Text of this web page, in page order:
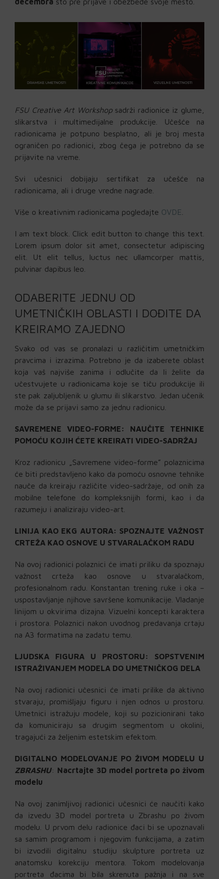
FSU Creative Art Workshopsadrži radionice iz glume,
slikarstva i multimedijalne produkcije. Učešće na
radionicama je potpuno besplatno, ali je broj mesta
ograničen po radionici, zbog čega je potrebno da se
prijavite na vreme.
Svi učesnici dobijaju sertifikat za učešće na
radionicama, ali i druge vredne nagrade.
Više o kreativnim radionicama pogledajte OVDE
I am text block. Click edit button to change this text.
Lorem ipsum dolor sit amet, consectetur adipiscing
elit. Ut elit tellus, luctus nec ullamcorper mattis,
pulvinar dapibus leo.
ODABERITE JEDNU OD
UMETNIČKIH OBLASTI I DOĐITE DA
KREIRAMO ZAJEDNO
Svako od vas se pronalazi u različitim umetničkim
pravcima i izrazima. Potrebno je da izaberete oblast
koja vaš najviše zanima i odlučite da li želite da
učestvujete u radionicama koje se tiču produkcije ili
ste pak zaljubljenik u glumu ili slikarstvo. Jedan učenik
može da se prijavi samo za jednu radionicu.
SAVREMENE VIDEO-FORME: NAUČITE TEHNIKE
POMOĆU KOJIH ĆETE KREIRATI VIDEO-SADRŽAJ
Kroz radionicu „Savremene video-forme” polaznicima
će biti predstavljeno kako da pomoću osnovne tehnike
nauče da kreiraju različite video-sadržaje, od onih za
mobilne telefone do kompleksnijih formi, kao i da
razumeju i analiziraju video-art.
LINIJA KAO EKG AUTORA: SPOZNAJTE VAŽNOST
CRTEŽA KAO OSNOVE U STVARALAČKOM RADU
Na ovoj radionici polaznici će imati priliku da spoznaju
važnost crteža kao osnove u stvaralačkom,
profesionalnom radu. Konstantan trening ruke i oka –
uspostavljanje njihove savršene komunikacije. Vladanje
linijom u okvirima dizajna. Vizuelni koncepti karaktera
i prostora. Polaznici nakon uvodnog predavanja crtaju
na A3 formatima na zadatu temu.
LJUDSKA FIGURA U PROSTORU: SOPSTVENIM
ISTRAŽIVANJEM MODELA DO UMETNIČKOG DELA
Na ovoj radionici učesnici će imati prilike da aktivno
stvaraju, promišljaju figuru i njen odnos u prostoru.
Umetnici istražuju modele, koji su pozicionirani tako
da komuniciraju sa drugim segmentom u okolini,
tragajući za željenim estetskim efektom.
DIGITALNO MODELOVANJE PO ŽIVOM MODELU U
ZBRASHU: Nacrtajte 3D model portreta po živom
modelu
Na ovoj zanimljivoj radionici učesnici će naučiti kako
da izvedu 3D model portreta u Zbrashu po živom
modelu. U prvom delu radionice đaci bi se upoznavali
sa samim programom i njegovim funkcijama, a zatim
bi izvodili digitalnu studiju skulpture portreta uz
anatomsku korekciju mentora. Tokom modelovanja
portreta đacima bi bila skrenuta pažnja i na sve